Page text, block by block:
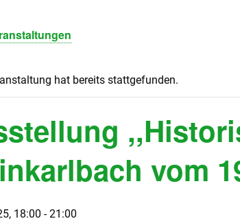
hat bereits stattgefunden.
vom
18:00 -21:00